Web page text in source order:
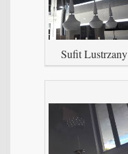
Sufit Lustrzany